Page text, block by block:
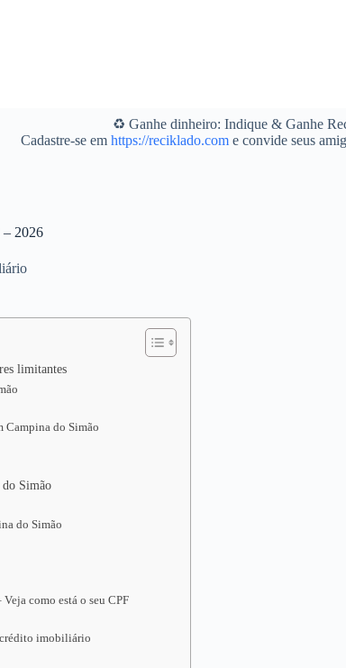
♻️ Ganhe dinheiro: Indique & Ganhe
Cadastre-se em https://reciklado.come convide seus
– 2026
limitantes
Campina do Simão
Simão
do Simão
como está o seu CPF
imobiliário